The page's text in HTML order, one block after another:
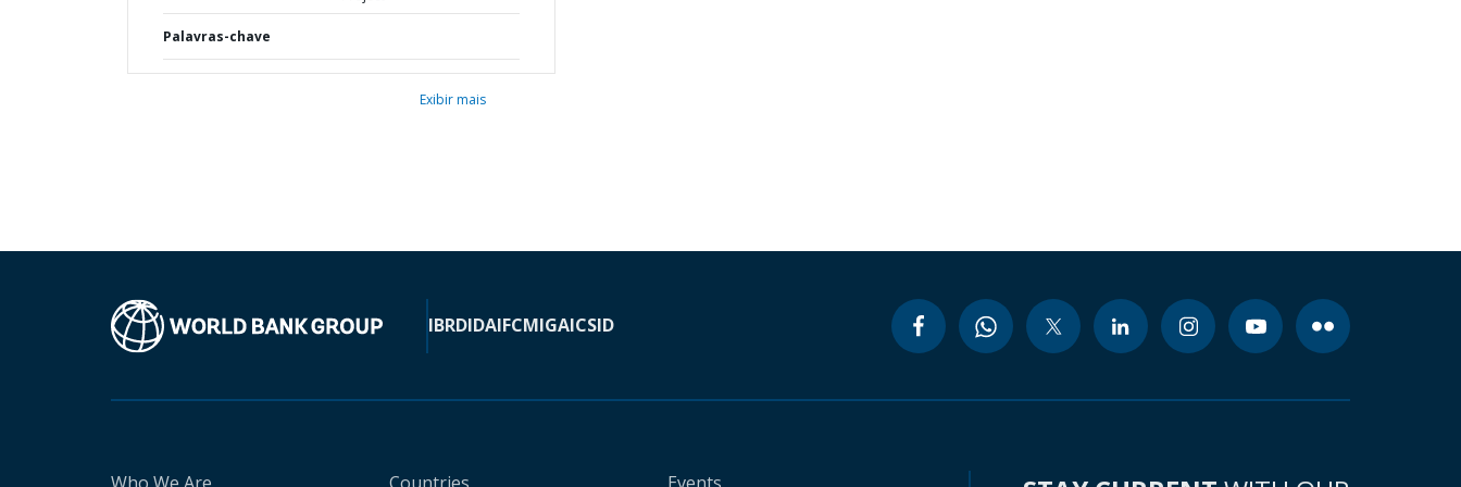
Palavras-chave
Exibir mais
IBRDIDAIFCMIGAICSID